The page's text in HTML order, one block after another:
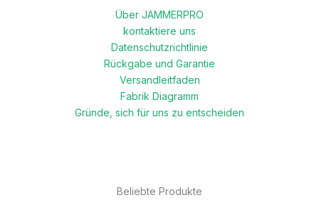
Über JAMMERPRO
kontaktiere uns
Datenschutzrichtlinie
Rückgabe und Garantie
Versandleitfaden
Fabrik Diagramm
Gründe, sich für uns zu entscheiden
Beliebte Produkte